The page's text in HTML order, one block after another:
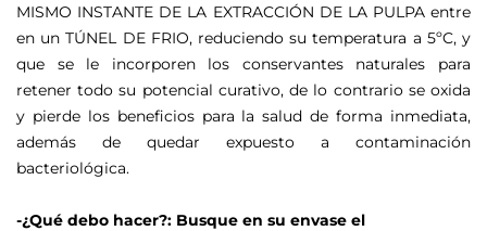
MISMO INSTANTE DE LA EXTRACCIÓN DE LA PULPA entre
en un TÚNEL DE FRIO, reduciendo su temperatura a 5ºC, y
que se le incorporen los conservantes naturales para
retener todo su potencial curativo, de lo contrario se oxida
y pierde los beneficios para la salud de forma inmediata,
además de quedar expuesto a contaminación
bacteriológica.
-¿Qué debo hacer?: Busque en su envase el